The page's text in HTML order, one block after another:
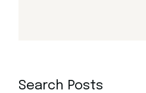
Search Posts